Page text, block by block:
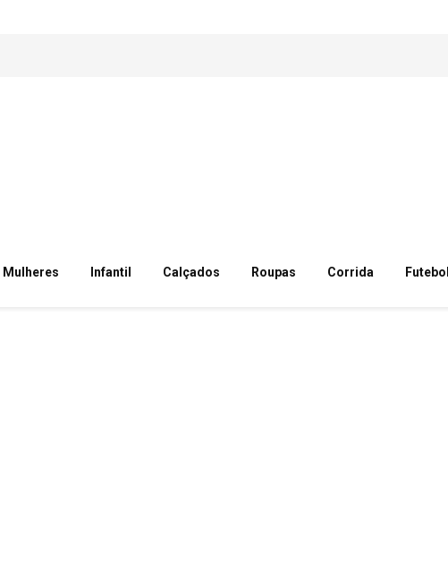
Mulheres Infantil Calçados Roupas Corrida Futebol